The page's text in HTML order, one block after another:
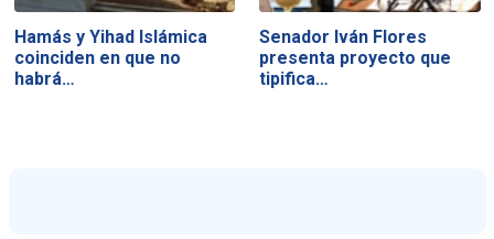
Hamás y Yihad Islámica
coinciden en que no
habrá…
Senador Iván Flores
presenta proyecto que
tipifica…